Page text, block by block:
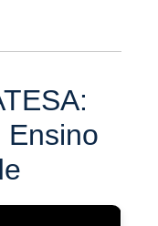
Ensino